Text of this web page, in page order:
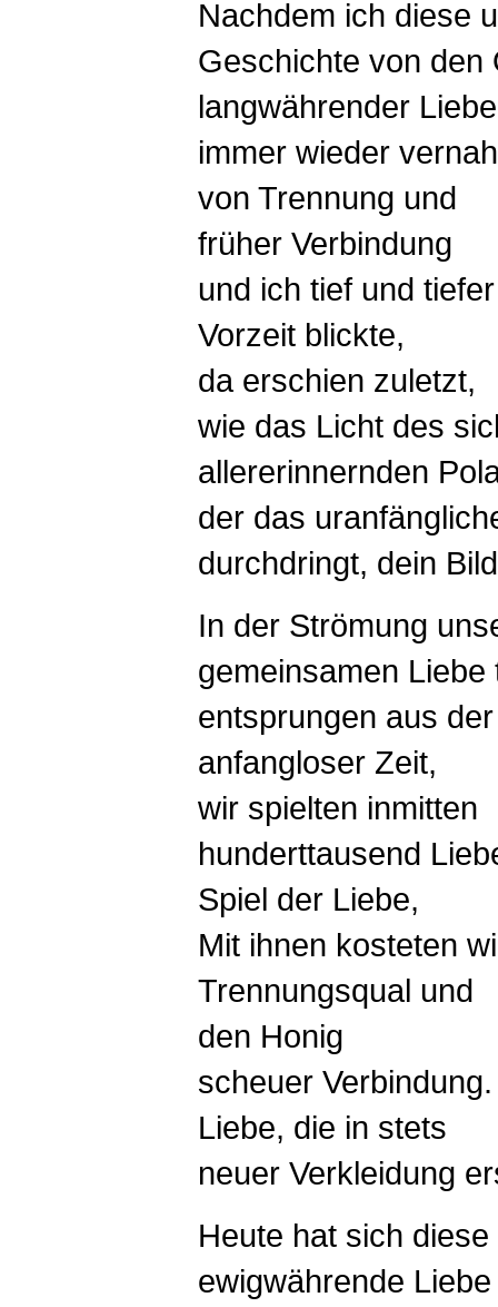
Nachdem ich diese
Geschichte von den
langwährender Liebe
immer wieder
von Trennung und
früher Verbindung
und ich tief und
Vorzeit blickte,
da erschien zuletzt,
wie das Licht des
allererinnernden
der das
durchdringt, dein
In der Strömung
gemeinsamen Liebe
entsprungen aus
anfangloser Zeit,
wir spielten inmitten
hunderttausend
Spiel der Liebe,
Mit ihnen kosteten
Trennungsqual und
den Honig
scheuer
Liebe, die in stets
neuer Verkleidung
Heute hat sich diese
ewigwährende